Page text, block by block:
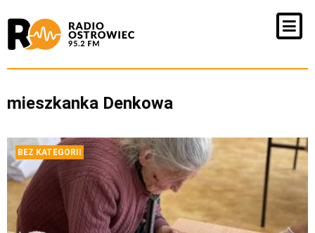
mieszkanka Denkowa
BEZ KATEGORII